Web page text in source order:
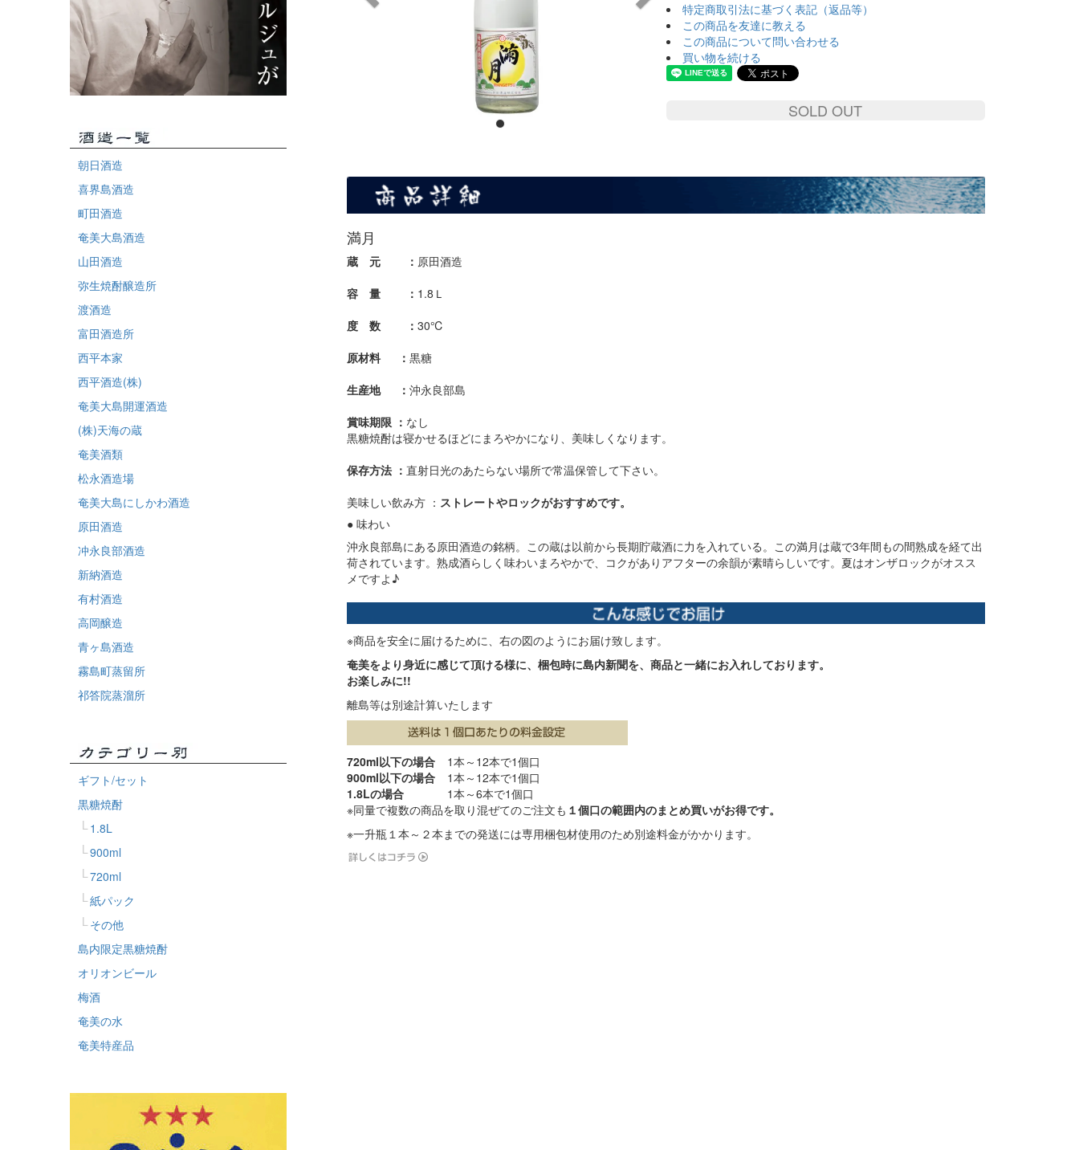
朝日酒造
喜界島酒造
町田酒造
奄美大島酒造
山田酒造
弥生焼酎醸造所
渡酒造
富田酒造所
西平本家
西平酒造(株)
奄美大島開運酒造
(株)天海の蔵
奄美酒類
松永酒造場
奄美大島にしかわ酒造
原田酒造
冲永良部酒造
新納酒造
有村酒造
高岡醸造
青ヶ島酒造
霧島町蒸留所
祁答院蒸溜所
ギフト/セット
黒糖焼酎
1.8L
900ml
720ml
紙パック
その他
島内限定黒糖焼酎
オリオンビール
梅酒
奄美の水
奄美特産品
特定商取引法に基づく表記（返品等）
この商品を友達に教える
この商品について問い合わせる
買い物を続ける
SOLD OUT
満月
蔵 元 ： 原田酒造
容 量 ： 1.8Ｌ
度 数 ： 30℃
原材料 ： 黒糖
生産地 ： 沖永良部島
賞味期限 ： なし
黒糖焼酎は寝かせるほどにまろやかになり、美味しくなります。
保存方法 ： 直射日光のあたらない場所で常温保管して下さい。
美味しい飲み方 ： ストレートやロックがおすすめです。
● 味わい
沖永良部島にある原田酒造の銘柄。この蔵は以前から長期貯蔵酒に力を入れている。この満月は蔵で3年間もの間熟成を経て出
荷されています。熟成酒らしく味わいまろやかで、コクがありアフターの余韻が素晴らしいです。夏はオンザロックがオスス
メですよ♪
※商品を安全に届けるために、右の図のようにお届け致します。
奄美をより身近に感じて頂ける様に、梱包時に島内新聞を、商品と一緒にお入れしております。
お楽しみに!!
離島等は別途計算いたします
720ml以下の場合 1本～12本で1個口
900ml以下の場合 1本～12本で1個口
1.8Lの場合
1本～6本で1個口
※同量で複数の商品を取り混ぜてのご注文も １個口の範囲内のまとめ買いがお得です。
※一升瓶１本～２本までの発送には専用梱包材使用のため別途料金がかかります。